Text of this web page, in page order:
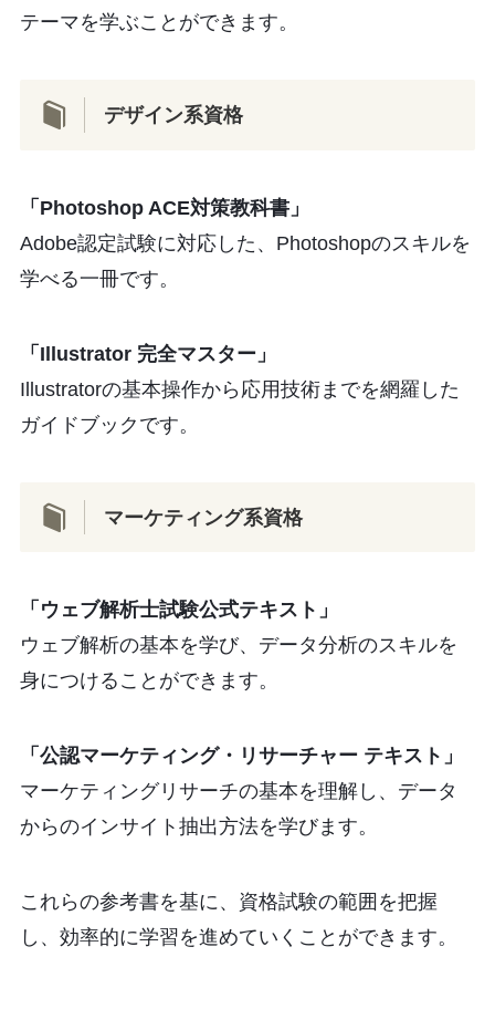
テーマを学ぶことができます。
デザイン系資格
「Photoshop ACE対策教科書」
Adobe認定試験に対応した、Photoshopのスキルを
学べる一冊です。
「Illustrator 完全マスター」
Illustratorの基本操作から応用技術までを網羅した
ガイドブックです。
マーケティング系資格
「ウェブ解析士試験公式テキスト」
ウェブ解析の基本を学び、データ分析のスキルを
身につけることができます。
「公認マーケティング・リサーチャー テキスト」
マーケティングリサーチの基本を理解し、データ
からのインサイト抽出方法を学びます。
これらの参考書を基に、資格試験の範囲を把握
し、効率的に学習を進めていくことができます。